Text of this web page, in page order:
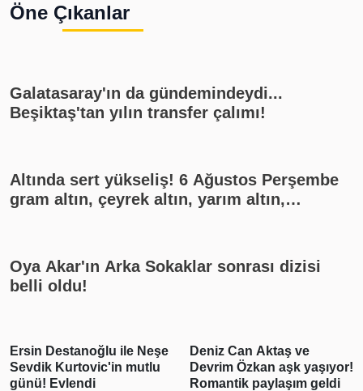
Öne Çıkanlar
Galatasaray'ın da gündemindeydi...
Beşiktaş'tan yılın transfer çalımı!
Altında sert yükseliş! 6 Ağustos Perşembe
gram altın, çeyrek altın, yarım altın,
Oya Akar'ın Arka Sokaklar sonrası dizisi
belli oldu!
Deniz Can Aktaş ve
Devrim Özkan aşk yaşıyor!
Romantik paylaşım geldi
Yoğun bakıma kaldırılan
Cansever'den haber var!
Açıklama geldi